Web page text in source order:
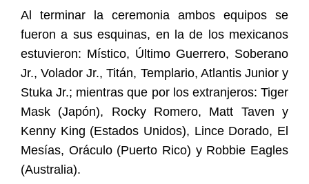
Al terminar la ceremonia ambos equipos se
fueron a sus esquinas, en la de los mexicanos
estuvieron: Místico, Último Guerrero, Soberano
Jr., Volador Jr., Titán, Templario, Atlantis Junior y
Stuka Jr.; mientras que por los extranjeros: Tiger
Mask (Japón), Rocky Romero, Matt Taven y
Kenny King (Estados Unidos), Lince Dorado, El
Mesías, Oráculo (Puerto Rico) y Robbie Eagles
(Australia).